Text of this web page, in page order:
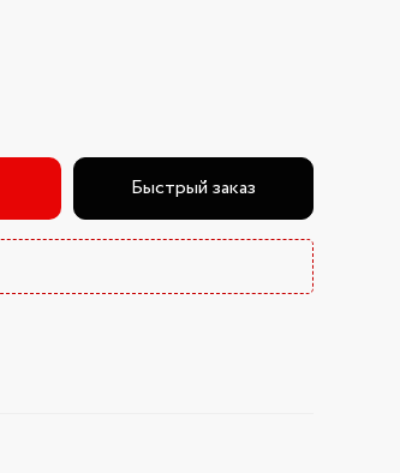
Быстрый заказ